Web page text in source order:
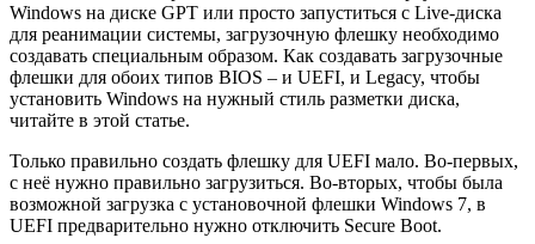
Windows на диске GPT или просто запуститься с Live-диска
для реанимации системы, загрузочную флешку необходимо
создавать специальным образом. Как создавать загрузочные
флешки для обоих типов BIOS – и UEFI, и Legacy, чтобы
установить Windows на нужный стиль разметки диска,
читайте в этой статье.
Только правильно создать флешку для UEFI мало. Во-первых,
с неё нужно правильно загрузиться. Во-вторых, чтобы была
возможной загрузка с установочной флешки Windows 7, в
UEFI предварительно нужно отключить Secure Boot.